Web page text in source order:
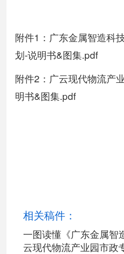
附件1：广东金属智造科
划-说明书&图集.pdf
附件2：广云现代物流产
明书&图集.pdf
相关稿件：
一图读懂《广东金属智
云现代物流产业园市政